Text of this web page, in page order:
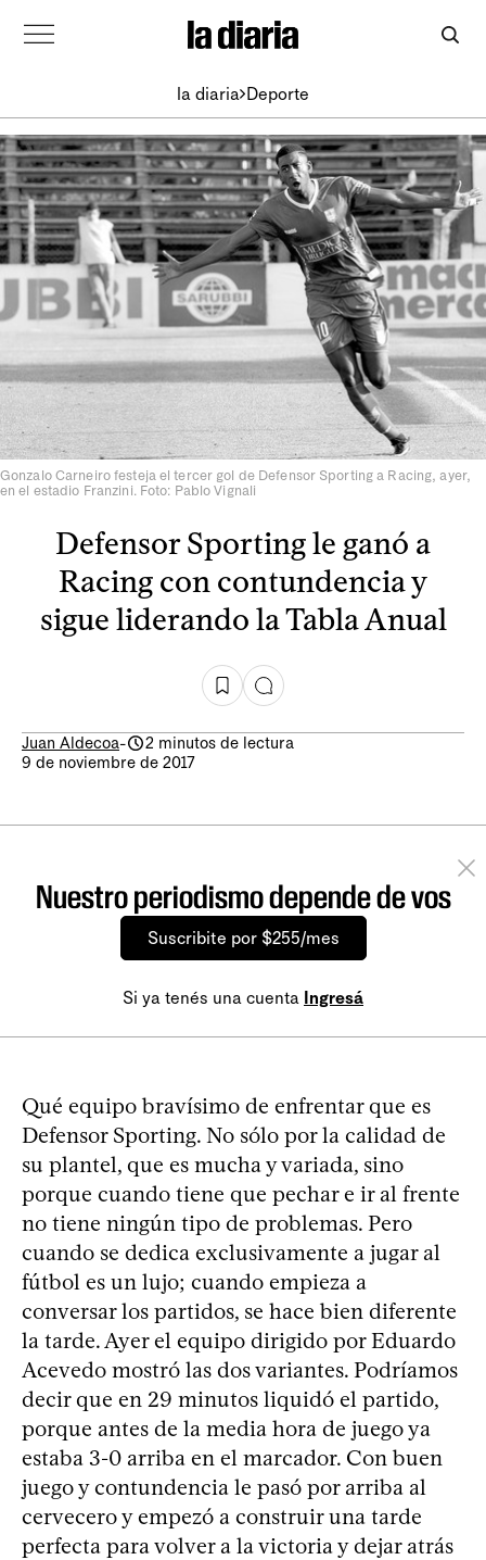
la diaria Deporte
Gonzalo Carneiro festeja el tercer gol de Defensor Sporting a Racing, ayer,
en el estadio Franzini. Foto: Pablo Vignali
Defensor Sporting le ganó a
Racing con contundencia y
sigue liderando la Tabla Anual
Juan Aldecoa-
2 minutos de lectura
9 de noviembre de 2017
Nuestro periodismo depende de vos
Suscribite por $255/mes
Si ya tenés una cuenta Ingresá
Qué equipo bravísimo de enfrentar que es
Defensor Sporting. No sólo por la calidad de
su plantel, que es mucha y variada, sino
porque cuando tiene que pechar e ir al frente
no tiene ningún tipo de problemas. Pero
cuando se dedica exclusivamente a jugar al
fútbol es un lujo; cuando empieza a
conversar los partidos, se hace bien diferente
la tarde. Ayer el equipo dirigido por Eduardo
Acevedo mostró las dos variantes. Podríamos
decir que en 29 minutos liquidó el partido,
porque antes de la media hora de juego ya
estaba 3-0 arriba en el marcador. Con buen
juego y contundencia le pasó por arriba al
cervecero y empezó a construir una tarde
perfecta para volver a la victoria y dejar atrás